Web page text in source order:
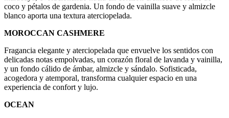
coco y pétalos de gardenia. Un fondo de vainilla suave y almizcle
blanco aporta una textura aterciopelada.
MOROCCAN CASHMERE
Fragancia elegante y aterciopelada que envuelve los sentidos con
delicadas notas empolvadas, un corazón floral de lavanda y vainilla,
y un fondo cálido de ámbar, almizcle y sándalo. Sofisticada,
acogedora y atemporal, transforma cualquier espacio en una
experiencia de confort y lujo.
OCEAN